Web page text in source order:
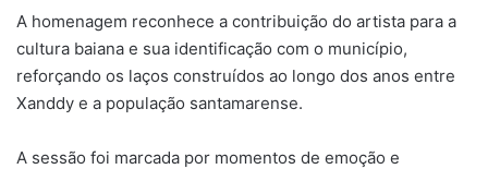
A homenagem reconhece a contribuição do artista para a
cultura baiana e sua identificação com o município,
reforçando os laços construídos ao longo dos anos entre
Xanddy e a população santamarense.
A sessão foi marcada por momentos de emoção e